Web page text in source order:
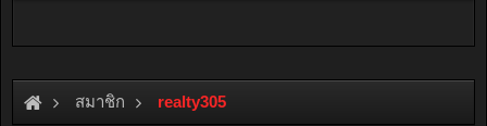
สมาชิก realty305